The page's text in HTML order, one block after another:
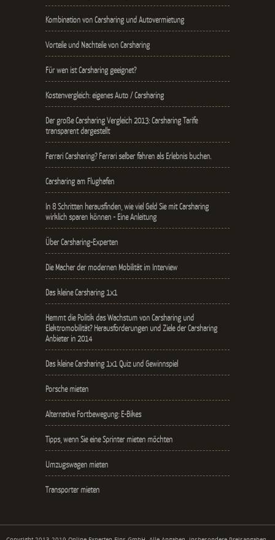
Kombination von Carsharing und Autovermietung
Vorteile und Nachteile von Carsharing
Für wen ist Carsharing geeignet?
Kostenvergleich: eigenes Auto / Carsharing
Der große Carsharing Vergleich 2013: Carsharing Tarife
transparent dargestellt
Ferrari Carsharing? Ferrari selber fahren als Erlebnis buchen.
Carsharing am Flughafen
In 8 Schritten herausfinden, wie viel Geld Sie mit Carsharing
wirklich sparen können - Eine Anleitung
Über Carsharing-Experten
Die Macher der modernen Mobilität im Interview
Das kleine Carsharing 1x1
Hemmt die Politik das Wachstum von Carsharing und
Elektromobilität? Herausforderungen und Ziele der Carsharing
Anbieter in 2014
Das kleine Carsharing 1x1 Quiz und Gewinnspiel
Porsche mieten
Alternative Fortbewegung: E-Bikes
Tipps, wenn Sie eine Sprinter mieten möchten
Umzugswagen mieten
Transporter mieten